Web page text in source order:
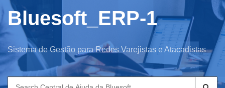
Bluesoft_ERP-1
Sistema de Gestão para Redes Varejistas e Atacadistas
Search